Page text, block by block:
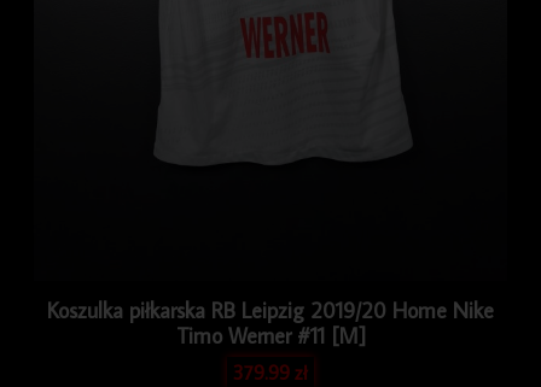
Koszulka piłkarska RB Leipzig 2019/20 Home Nike
Timo Werner #11 [M]
379.99zł